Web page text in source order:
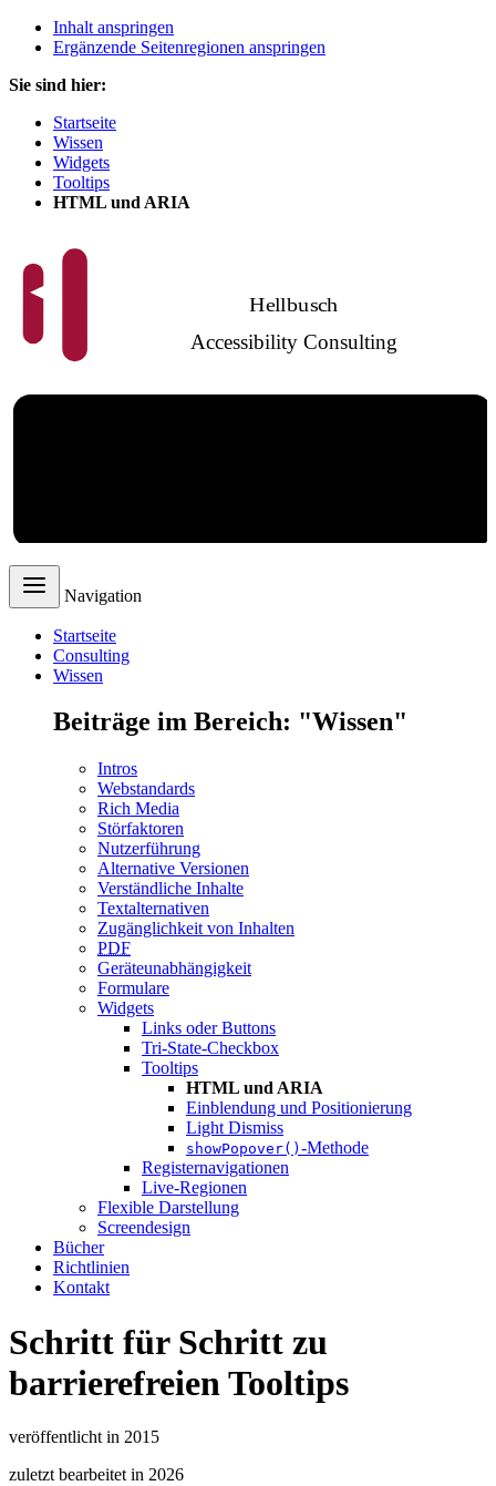
Inhalt anspringen
Ergänzende Seitenregionen anspringen
Sie sind hier:
Startseite
Wissen
Widgets
Tooltips
HTML und ARIA
Hellbusch
Accessibility Consulting
Navigation
Startseite
Consulting
Wissen
Beiträge im Bereich: "Wissen"
Intros
Webstandards
Rich Media
Störfaktoren
Nutzerführung
Alternative Versionen
Verständliche Inhalte
Textalternativen
Zugänglichkeit von Inhalten
PDF
Geräteunabhängigkeit
Formulare
Widgets
Links oder Buttons
Tri-State-Checkbox
Tooltips
HTML und ARIA
Einblendung und Positionierung
Light Dismiss
showPopover() -Methode
Registernavigationen
Live-Regionen
Flexible Darstellung
Screendesign
Bücher
Richtlinien
Kontakt
Schritt für Schritt zu
barrierefreien Tooltips
veröffentlicht in 2015
zuletzt bearbeitet in 2026